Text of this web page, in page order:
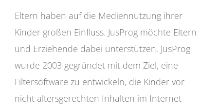
Eltern haben auf die Mediennutzung ihrer
Kinder großen Einfluss. JusProg möchte Eltern
und Erziehende dabei unterstützen. JusProg
wurde 2003 gegründet mit dem Ziel, eine
Filtersoftware zu entwickeln, die Kinder vor
nicht altersgerechten Inhalten im Internet